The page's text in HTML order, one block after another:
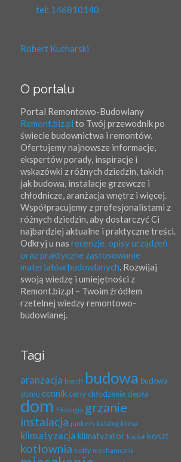
tel: 146810140
Robert Kucharski
O portalu
Portal Remontowo-Budowlany
Remont.biz.pl to Twój przewodnik po
świecie budownictwa i remontów.
Ofertujemy najnowsze informacje,
ekspertów porady, inspiracje i
wskazówki z różnych dziedzin, takich
jak budowa, instalacje grzewcze i
chłodnicze, aranżacja wnętrz i więcej.
Współpracujemy z profesjonalistami z
różnych dziedzin, aby dostarczyć Ci
najbardziej aktualne i praktyczne treści.
Odkryj u nas recenzje, opisy urządzeń
oraz praktyczne zastosowanie
materiałów budowlanych. Rozwijaj
swoją wiedzę i umiejętności z
Remont.biz.pl – Twoim źródłem
rzetelnej wiedzy remontowo-
budowlanej.
Tagi
aranżacja bosch budowa budowa
domu cennik ceny chłodzenie ciepła
dom Ekologia grzanie
instalacja junkers katalog klima
klimatyzacja klimatyzator kocioł koszt
kotłownia kotły mechaniczna